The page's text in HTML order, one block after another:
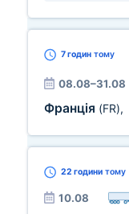
7 годин тому
08.08–31.08
Франція (FR),
22 години тому
10.08